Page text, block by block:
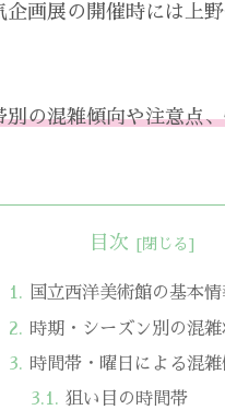
画展の開催時には上
別の混雑傾向や注意点
目次
国立西洋美術館の基本
時期・シーズン別の混雑
時間帯・曜日による混
狙い目の時間帯